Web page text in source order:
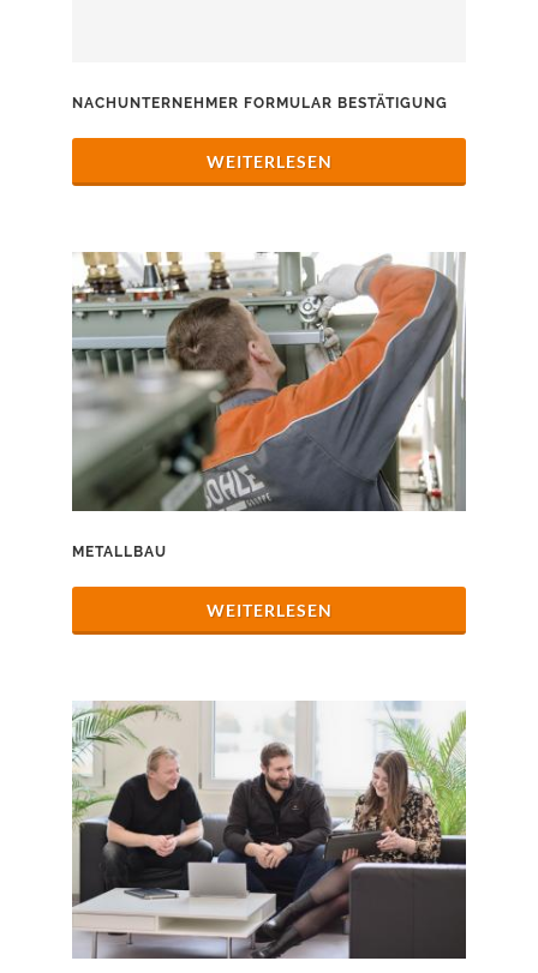
NACHUNTERNEHMER FORMULAR BESTÄTIGUNG
WEITERLESEN
METALLBAU
WEITERLESEN